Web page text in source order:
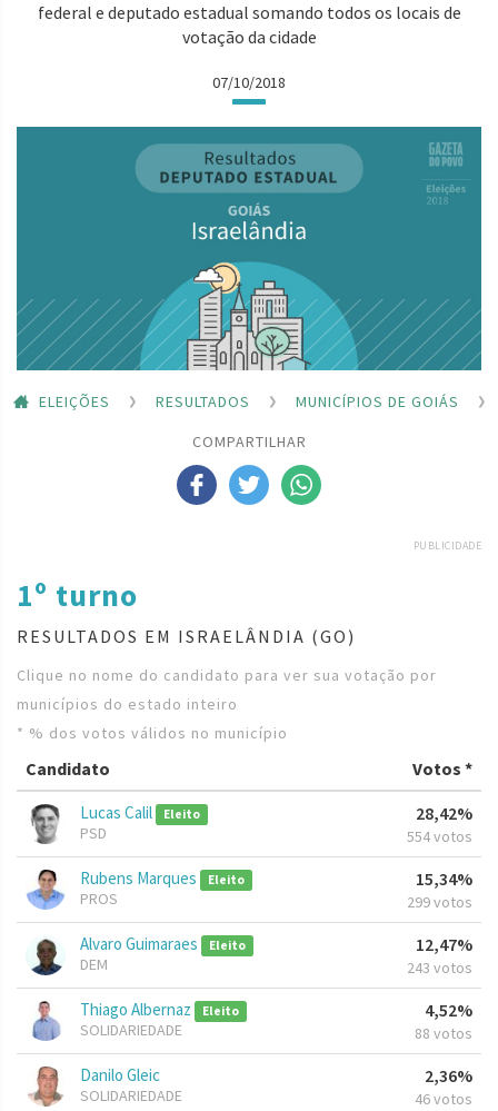
federal e deputado estadual somando todos os locais de
votação da cidade
07/10/2018
ELEIÇÕES RESULTADOS
MUNICÍPIOS DE GOIÁS
COMPARTILHAR
PUBLICIDADE
1º turno
RESULTADOS EM ISRAELÂNDIA (GO)
Clique no nome do candidato para ver sua votação por
municípios do estado inteiro
* % dos votos válidos no município
Candidato Votos *
Lucas Calil Eleito
PSD
28,42%
554 votos
Rubens Marques Eleito
PROS
15,34%
299 votos
Alvaro Guimaraes Eleito
DEM
12,47%
243 votos
Thiago Albernaz Eleito
SOLIDARIEDADE
4,52%
88 votos
Danilo Gleic
SOLIDARIEDADE
2,36%
46 votos